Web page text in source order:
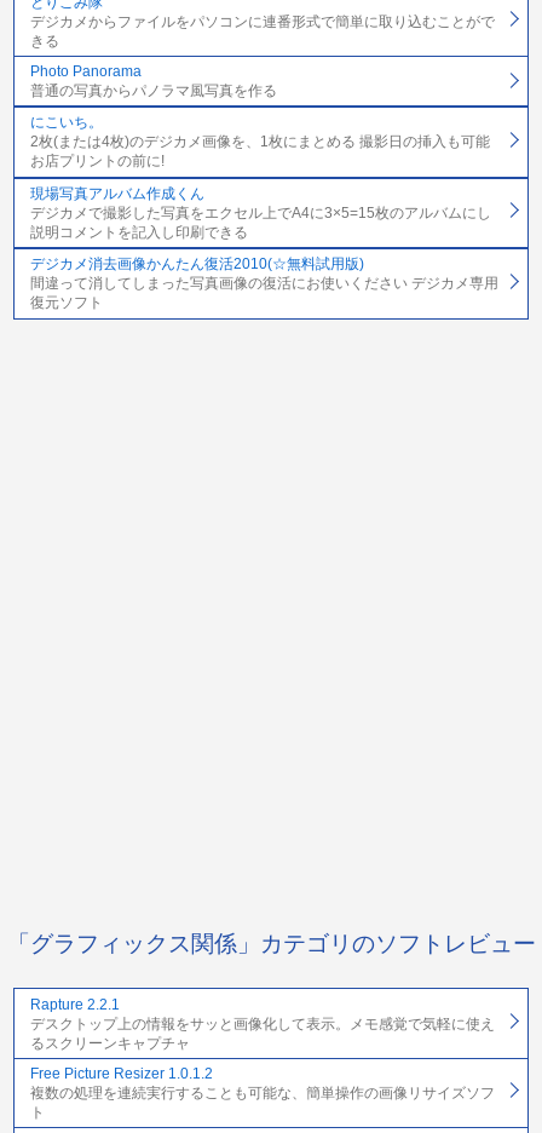
デジカメからファイルをパソコンに連番形式で簡単に取り込むことがで
きる
Photo Panorama
普通の写真からパノラマ風写真を作る
にこいち。
2枚(または4枚)のデジカメ画像を、1枚にまとめる 撮影日の挿入も可能
お店プリントの前に!
現場写真アルバム作成くん
デジカメで撮影した写真をエクセル上でA4に3×5=15枚のアルバムにし
説明コメントを記入し印刷できる
デジカメ消去画像かんたん復活2010(☆無料試用版)
間違って消してしまった写真画像の復活にお使いください デジカメ専用
復元ソフト
「グラフィックス関係」カテゴリのソフトレビュー
Rapture 2.2.1
デスクトップ上の情報をサッと画像化して表示。メモ感覚で気軽に使え
るスクリーンキャプチャ
Free Picture Resizer 1.0.1.2
複数の処理を連続実行することも可能な、簡単操作の画像リサイズソフ
ト